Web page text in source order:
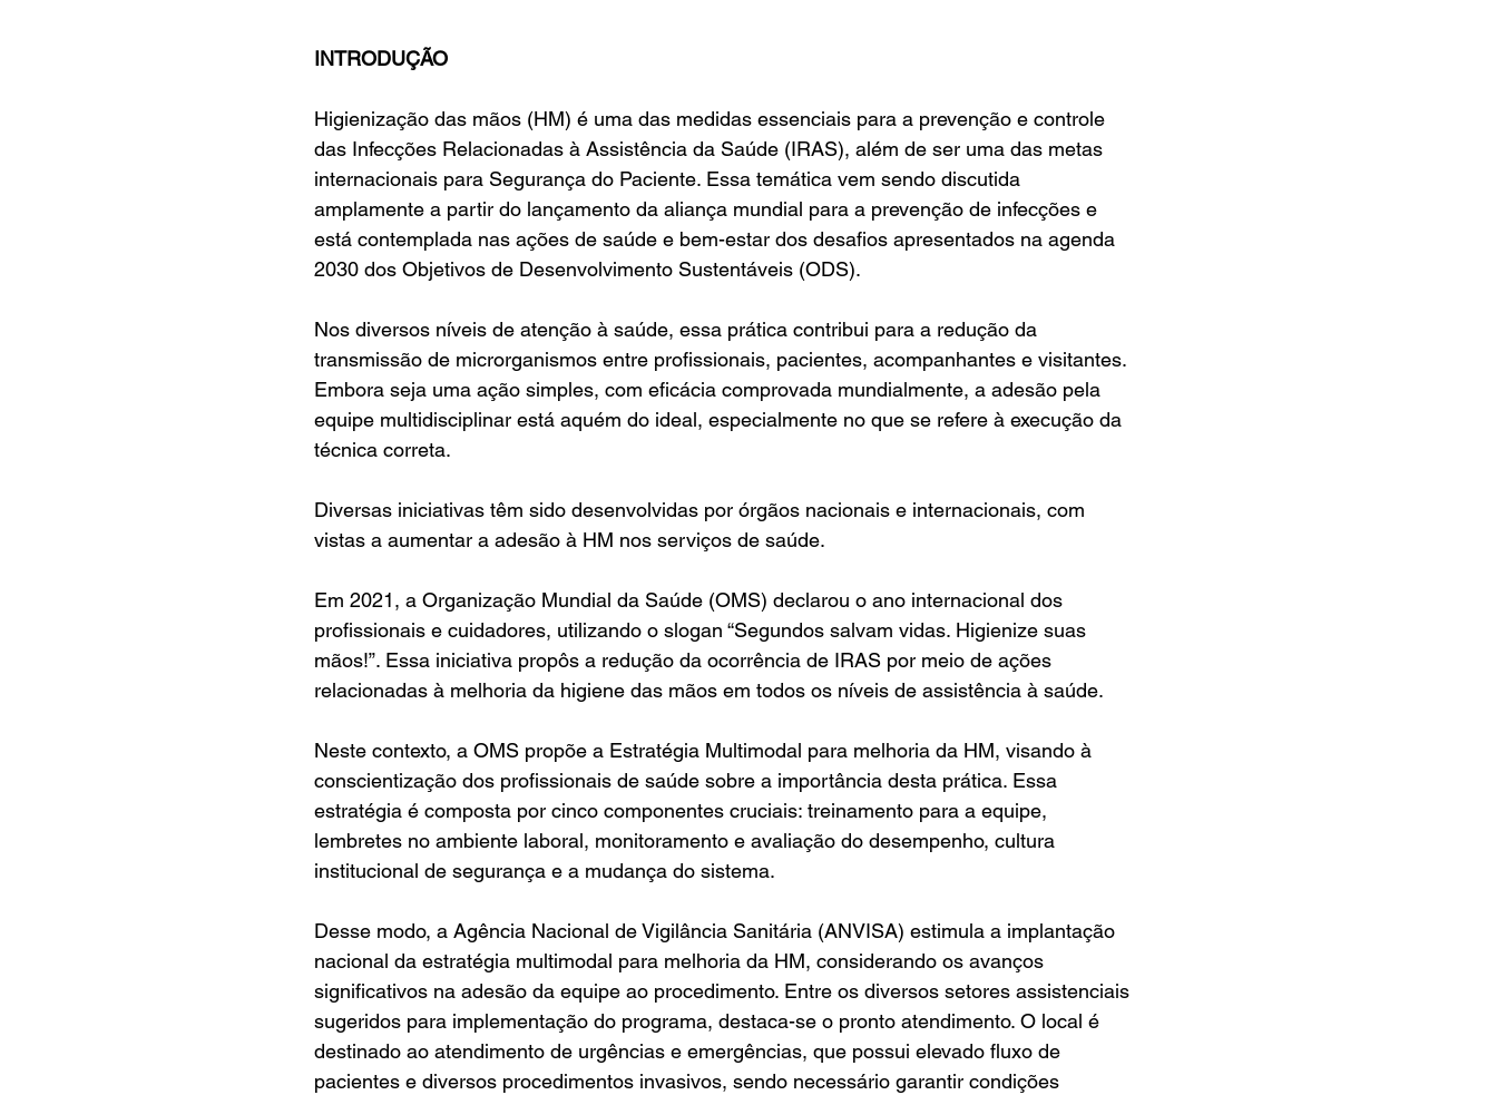
INTRODUÇÃO
Higienização das mãos (HM) é uma das medidas essenciais para a prevenção e controle
das Infecções Relacionadas à Assistência da Saúde (IRAS), além de ser uma das metas
internacionais para Segurança do Paciente. Essa temática vem sendo discutida
amplamente a partir do lançamento da aliança mundial para a prevenção de infecções e
está contemplada nas ações de saúde e bem-estar dos desafios apresentados na agenda
2030 dos Objetivos de Desenvolvimento Sustentáveis (ODS).
Nos diversos níveis de atenção à saúde, essa prática contribui para a redução da
transmissão de microrganismos entre profissionais, pacientes, acompanhantes e visitantes.
Embora seja uma ação simples, com eficácia comprovada mundialmente, a adesão pela
equipe multidisciplinar está aquém do ideal, especialmente no que se refere à execução da
técnica correta.
Diversas iniciativas têm sido desenvolvidas por órgãos nacionais e internacionais, com
vistas a aumentar a adesão à HM nos serviços de saúde.
Em 2021, a Organização Mundial da Saúde (OMS) declarou o ano internacional dos
profissionais e cuidadores, utilizando o slogan “Segundos salvam vidas. Higienize suas
mãos!”. Essa iniciativa propôs a redução da ocorrência de IRAS por meio de ações
relacionadas à melhoria da higiene das mãos em todos os níveis de assistência à saúde.
Neste contexto, a OMS propõe a Estratégia Multimodal para melhoria da HM, visando à
conscientização dos profissionais de saúde sobre a importância desta prática. Essa
estratégia é composta por cinco componentes cruciais: treinamento para a equipe,
lembretes no ambiente laboral, monitoramento e avaliação do desempenho, cultura
institucional de segurança e a mudança do sistema.
Desse modo, a Agência Nacional de Vigilância Sanitária (ANVISA) estimula a implantação
nacional da estratégia multimodal para melhoria da HM, considerando os avanços
significativos na adesão da equipe ao procedimento. Entre os diversos setores assistenciais
sugeridos para implementação do programa, destaca-se o pronto atendimento. O local é
destinado ao atendimento de urgências e emergências, que possui elevado fluxo de
pacientes e diversos procedimentos invasivos, sendo necessário garantir condições